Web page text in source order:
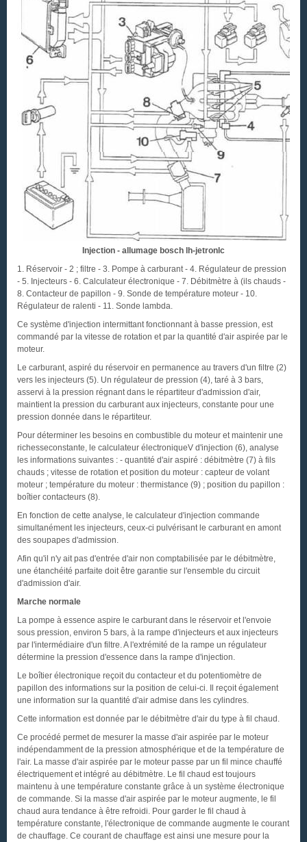
Injection - allumage bosch lh-jetronlc
1. Réservoir - 2 ; filtre - 3. Pompe à carburant - 4. Régulateur de pression
- 5. Injecteurs - 6. Calculateur électronique - 7. Débitmètre à (ils chauds -
8. Contacteur de papillon - 9. Sonde de température moteur - 10.
Régulateur de ralenti - 11. Sonde lambda.
Ce système d'injection intermittant fonctionnant à basse pression, est
commandé par la vitesse de rotation et par la quantité d'air aspirée par le
moteur.
Le carburant, aspiré du réservoir en permanence au travers d'un filtre (2)
vers les injecteurs (5). Un régulateur de pression (4), taré à 3 bars,
asservi à la pression régnant dans le répartiteur d'admission d'air,
maintient la pression du carburant aux injecteurs, constante pour une
pression donnée dans le répartiteur.
Pour déterminer les besoins en combustible du moteur et maintenir une
richesseconstante, le calculateur électroniqueV d'injection (6), analyse
les informations suivantes : - quantité d'air aspiré : débitmètre (7) à fils
chauds ; vitesse de rotation et position du moteur : capteur de volant
moteur ; température du moteur : thermistance (9) ; position du papillon :
boîtier contacteurs (8).
En fonction de cette analyse, le calculateur d'injection commande
simultanément les injecteurs, ceux-ci pulvérisant le carburant en amont
des soupapes d'admission.
Afin qu'il n'y ait pas d'entrée d'air non comptabilisée par le débitmètre,
une étanchéité parfaite doit être garantie sur l'ensemble du circuit
d'admission d'air.
Marche normale
La pompe à essence aspire le carburant dans le réservoir et l'envoie
sous pression, environ 5 bars, à la rampe d'injecteurs et aux injecteurs
par l'intermédiaire d'un filtre. A l'extrémité de la rampe un régulateur
détermine la pression d'essence dans la rampe d'injection.
Le boîtier électronique reçoit du contacteur et du potentiomètre de
papillon des informations sur la position de celui-ci. Il reçoit également
une information sur la quantité d'air admise dans les cylindres.
Cette information est donnée par le débitmètre d'air du type à fil chaud.
Ce procédé permet de mesurer la masse d'air aspirée par le moteur
indépendamment de la pression atmosphérique et de la température de
l'air. La masse d'air aspirée par le moteur passe par un fil mince chauffé
électriquement et intégré au débitmètre. Le fil chaud est toujours
maintenu à une température constante grâce à un système électronique
de commande. Si la masse d'air aspirée par le moteur augmente, le fil
chaud aura tendance à être refroidi. Pour garder le fil chaud à
température constante, l'électronique de commande augmente le courant
de chauffage. Ce courant de chauffage est ainsi une mesure pour la